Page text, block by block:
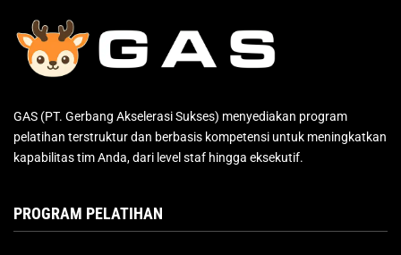
GAS (PT. Gerbang Akselerasi Sukses) menyediakan program
pelatihan terstruktur dan berbasis kompetensi untuk meningkatkan
kapabilitas tim Anda, dari level staf hingga eksekutif.
PROGRAM PELATIHAN